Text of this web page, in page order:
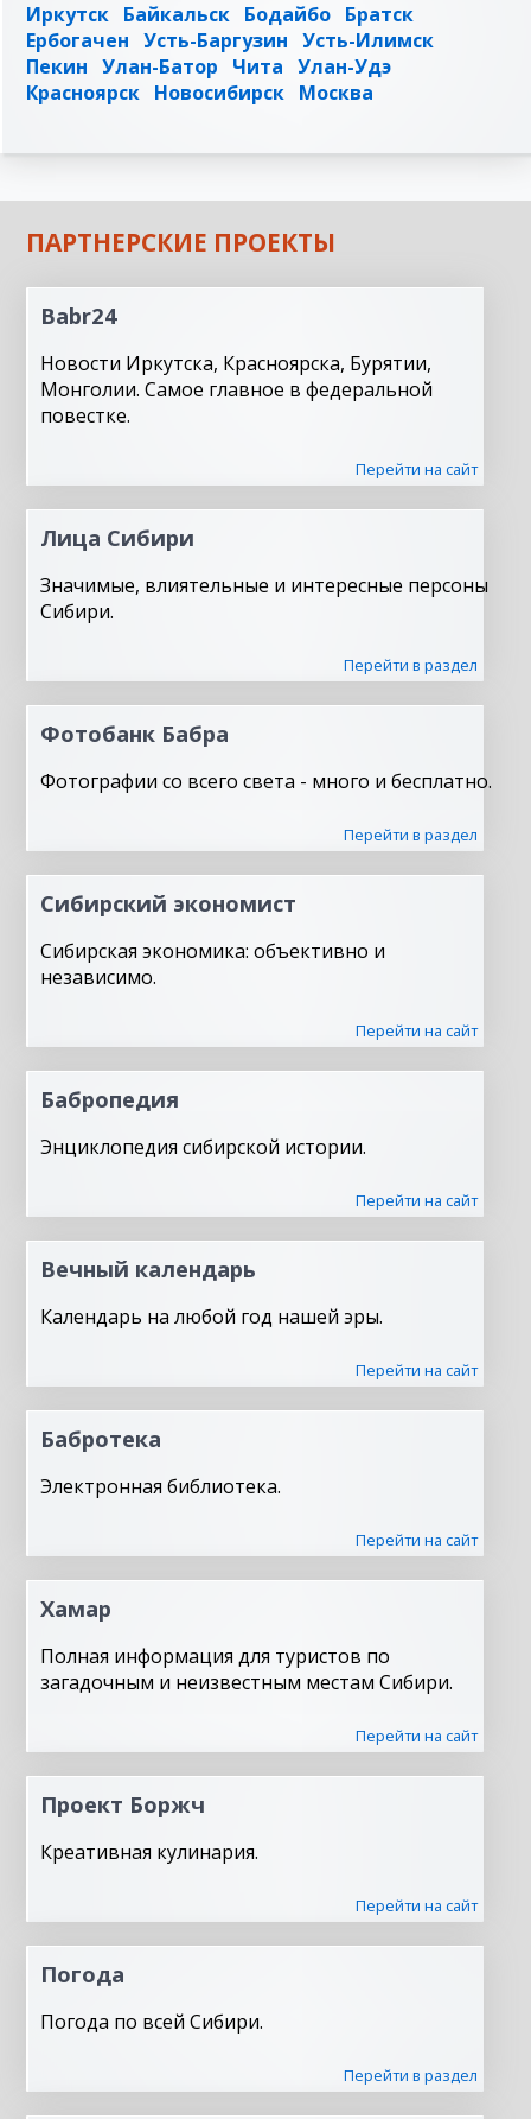
Иркутск Байкальск Бодайбо Братск
Ербогачен Усть-Баргузин Усть-Илимск
Пекин Улан-Батор Чита Улан-Удэ
Красноярск Новосибирск Москва
ПАРТНЕРСКИЕ ПРОЕКТЫ
Babr24
Новости Иркутска, Красноярска, Бурятии,
Монголии. Самое главное в федеральной
повестке.
Перейти на сайт
Лица Сибири
Значимые, влиятельные и интересные персоны
Сибири.
Перейти в раздел
Фотобанк Бабра
Фотографии со всего света - много и бесплатно.
Перейти в раздел
Сибирский экономист
Сибирская экономика: объективно и
независимо.
Перейти на сайт
Бабропедия
Энциклопедия сибирской истории.
Перейти на сайт
Вечный календарь
Календарь на любой год нашей эры.
Перейти на сайт
Бабротека
Электронная библиотека.
Перейти на сайт
Хамар
Полная информация для туристов по
загадочным и неизвестным местам Сибири.
Перейти на сайт
Проект Боржч
Креативная кулинария.
Перейти на сайт
Погода
Погода по всей Сибири.
Перейти в раздел